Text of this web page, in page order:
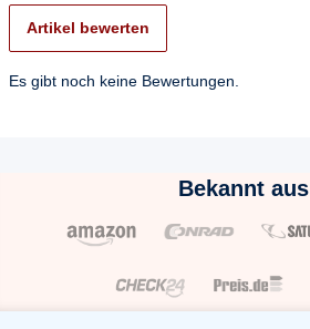
Artikel bewerten
Es gibt noch keine Bewertungen.
Bekannt aus